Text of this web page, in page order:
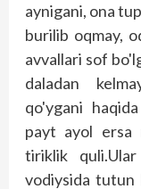
aynigani, ona
burilib oqmay,
avvallari sof
daladan
qo'ygani
payt ayol ersa
tiriklik
vodiysida tutun